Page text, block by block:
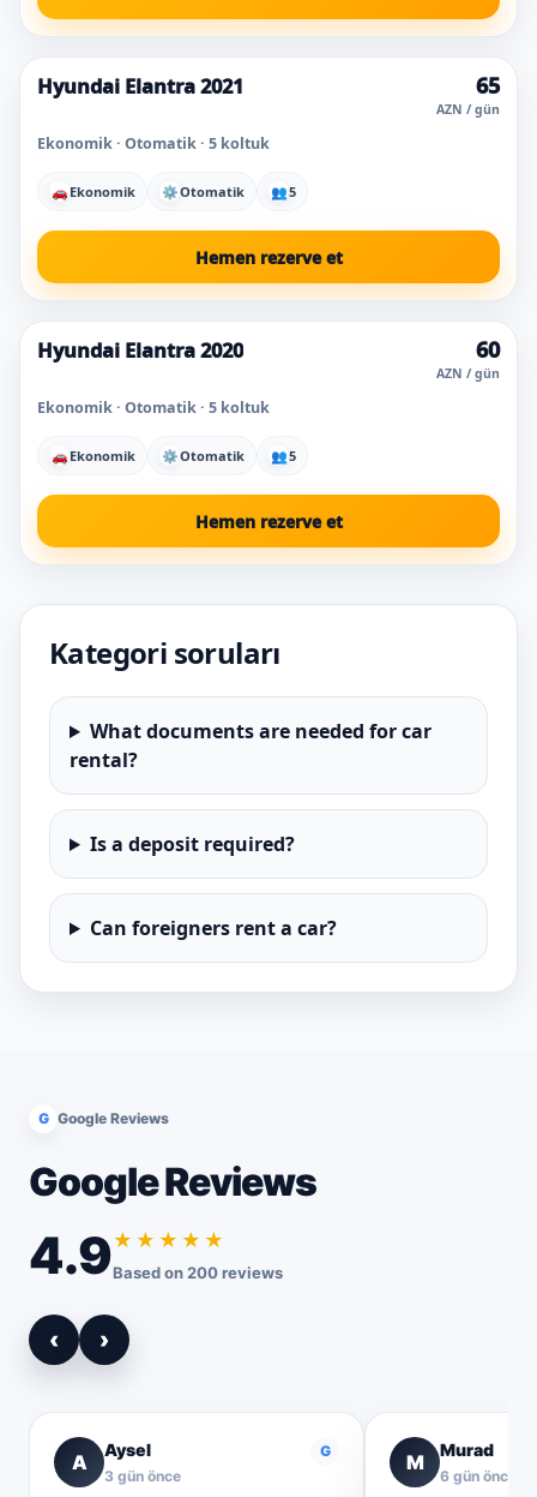
Hyundai Elantra 2021 65
AZN / gün
Ekonomik · Otomatik · 5 koltuk
🚗 Ekonomik ⚙Otomatik 👥5
Hemen rezerve et
Süper fiyat
Hyundai Elantra 2020 60
AZN / gün
Ekonomik · Otomatik · 5 koltuk
🚗 Ekonomik ⚙Otomatik 👥5
Hemen rezerve et
Kategori soruları
What documents are needed for car
rental?
Is a deposit required?
Can foreigners rent a car?
G Google Reviews
Google Reviews
4.9★★★★★
Based on 200 reviews
‹ ›
A
Aysel
3 gün önce
G M
Murad
6 gün önce